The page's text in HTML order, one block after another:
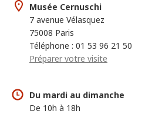
Musée Cernuschi
7 avenue Vélasquez
75008 Paris
Téléphone : 01 53 96 21 50
Préparer votre visite
Du mardi au dimanche
De 10h à 18h